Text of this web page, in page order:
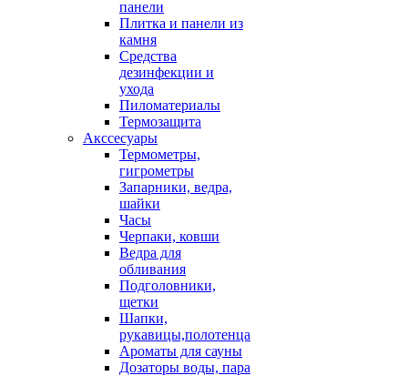
панели
Плитка и панели из
камня
Средства
дезинфекции и
ухода
Пиломатериалы
Термозащита
Аксcесуары
Термометры,
гигрометры
Запарники, ведра,
шайки
Часы
Черпаки, ковши
Ведра для
обливания
Подголовники,
щетки
Шапки,
рукавицы,полотенца
Ароматы для сауны
Дозаторы воды, пара